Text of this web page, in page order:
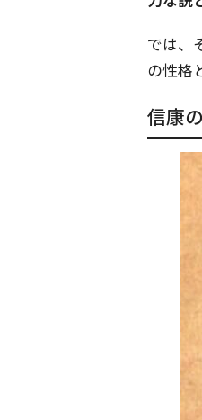
では、
の性格
信康